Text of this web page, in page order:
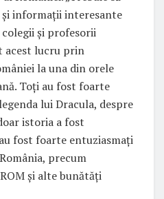
informații interesante
și profesorii
acest lucru prin
la una din orele
Toți au fost foarte
lui Dracula, despre
istoria a fost
fost foarte entuziasmați
precum
și alte bunătăți